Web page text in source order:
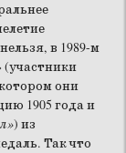
в 1989-м
(участники
они
1905 года и
) из
Так что